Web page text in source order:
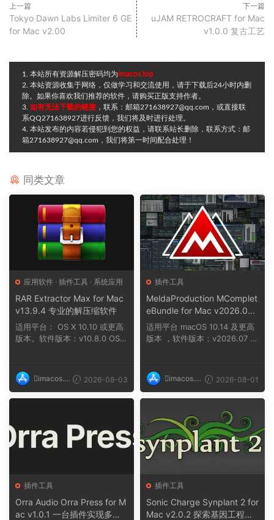
上一篇
Tokyo Dawn Labs Limiter 6 GE
for Mac v2.00
下一篇
uJAM RETROCRAFT for Mac
v1.0.0 复古工艺
1. 本站所有资源解压密码均为imacos.top
2. 本站资源收集于网络，仅做学习和交流使用，请于下载后24小时内删
除。如果你喜欢我们推荐的软件，请购买正版支持作者。
3. 如有无法下载的链接 ，联系：邮箱271638927@qq.com，或直接联
系QQ271638927进行反馈，我们将及时进行处理。
4. 本站发布的内容若侵犯到您的权益，请联系站长删除，联系方式：邮
箱271638927@qq.com，我们将第一时间配合处理！
同类文章
应用软件 · 插件工具 · 系统应用
RAR Extractor Max for Mac
v13.9.4 专业的解压缩软件
适用平台： OS X 10.10 或更高
版本。软件版本：v10.8.0 OS X
imacos.t
op
2026-08-03
插件工具
MeldaProduction MComplet
eBundle for Mac v2026.07
提供一站式音乐制作解决方
案，涵盖从作曲到母带处理的
适用平台 macOS 10.14 及更高
版本 ，软件版本：v2026.07 ，
imacos.t
op
2026-08-01
插件工具
Orra Audio Orra Press for M
ac v1.0.1 一台插件实现多种
插件工具
Sonic Charge Synplant 2 for
Mac v2.0.2 探索基因工程合